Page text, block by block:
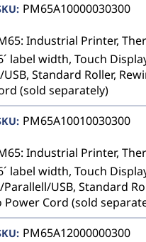
PM65A10000030300
Industrial Printer,
label width, Touch
Standard Roller,
(sold separately)
PM65A10010030300
Industrial Printer,
label width, Touch
USB, Standard
Power Cord (sold
PM65A12000000300